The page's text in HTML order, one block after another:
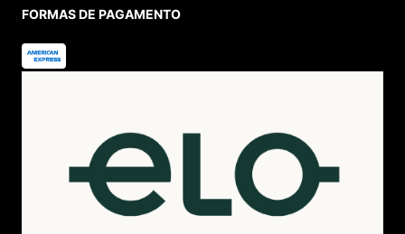
FORMAS DE PAGAMENTO